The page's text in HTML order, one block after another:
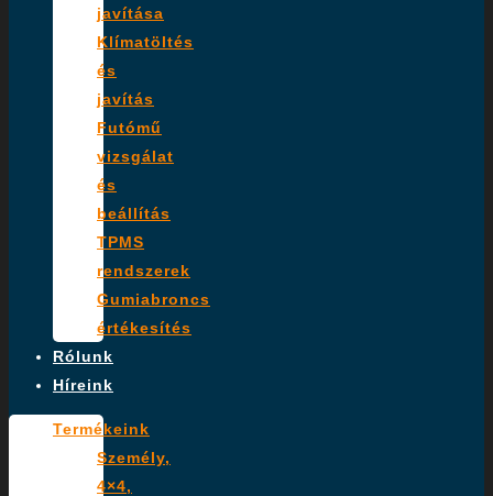
javítása
Klímatöltés
és
javítás
Futómű
vizsgálat
és
beállítás
TPMS
rendszerek
Gumiabroncs
értékesítés
Rólunk
Híreink
Termékeink
Személy,
4×4,